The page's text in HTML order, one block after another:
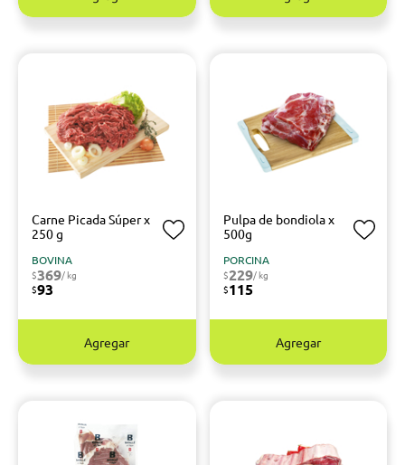
Carne Picada Súper x
250 g
BOVINA
$369/ kg
$93
Agregar
Pulpa de bondiola x
500g
PORCINA
$229/ kg
$115
Agregar